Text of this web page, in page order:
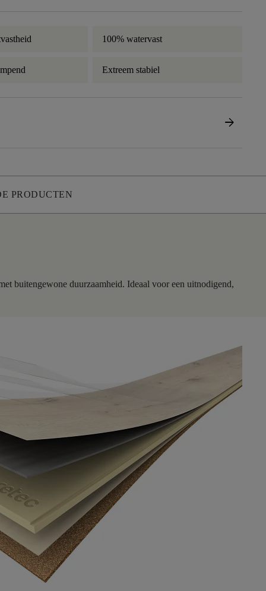
100% watervast
Extreem stabiel
arrow_forward
PRODUCTEN
buitengewone duurzaamheid. Ideaal voor een uitnodigend,